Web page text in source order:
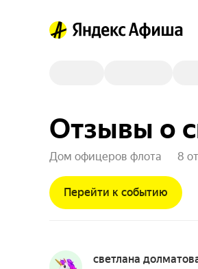
Отзывы о
Дом офицеров флота 8
Перейти к событию
светлана